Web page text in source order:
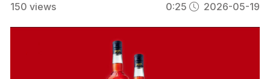
150 views 0:25 2026-05-19